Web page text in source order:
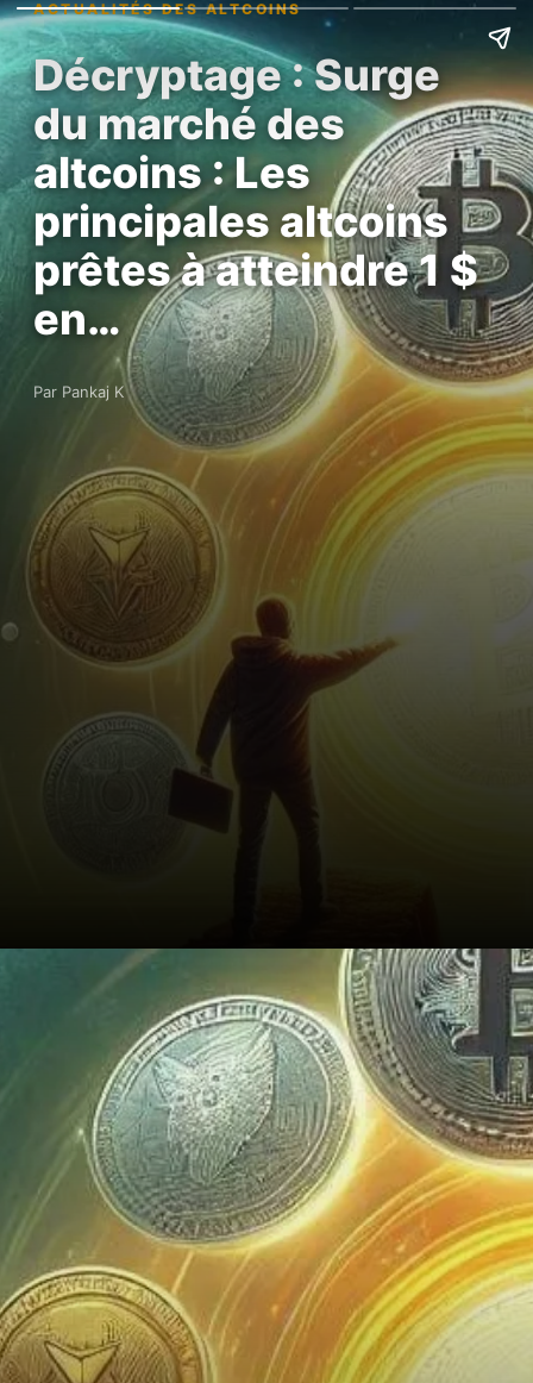
ACTUALITÉS DES ALTCOINS
Décryptage : Surge
du marché des
altcoins : Les
principales altcoins
prêtes à atteindre 1 $
en…
Par Pankaj K